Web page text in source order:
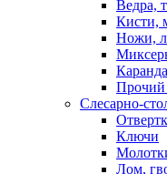
Ведра,
Кисти,
Ножи,
Прочий
Слесарно-
Ключи
Лом,